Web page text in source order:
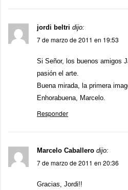
jordi beltri dijo:
7 de marzo de 2011 en 19:53
Si Señor, los buenos amigos
pasión el arte.
Buena mirada, la primera
Enhorabuena, Marcelo.
Responder
Marcelo Caballero dijo:
7 de marzo de 2011 en 20:36
Gracias, Jordi!!